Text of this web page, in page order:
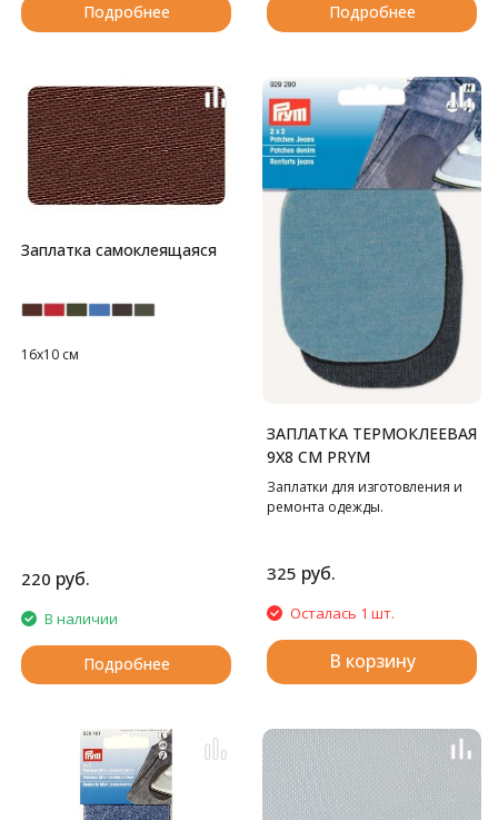
Подробнее Подробнее
Заплатка самоклеящаяся
16х10 см
220 руб.
В наличии
Подробнее
ЗАПЛАТКА ТЕРМОКЛЕЕВАЯ
9Х8 СМ PRYM
Заплатки для изготовления и
ремонта одежды.
325 руб.
Осталась 1 шт.
В корзину